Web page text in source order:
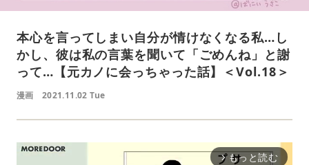
本心を言ってしまい自分が情けなくなる私…し
かし、彼は私の言葉を聞いて「ごめんね」と謝
って…【元カノに会っちゃった話】＜Vol.18＞
漫画 2021.11.02 Tue
arrow_forward_ios もっと読む